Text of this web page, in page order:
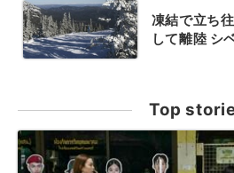
凍結で立ち
して離陸 シ
Top